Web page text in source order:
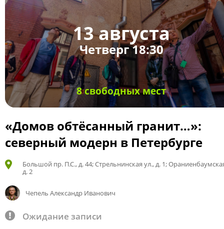
13 августа
Четверг 18:30
8 свободных мест
«Домов обтёсанный гранит…»:
северный модерн в Петербурге
Большой пр. П.С., д. 44; Стрельнинская ул., д. 1;
д. 2
Чепель Александр Иванович
Ожидание записи